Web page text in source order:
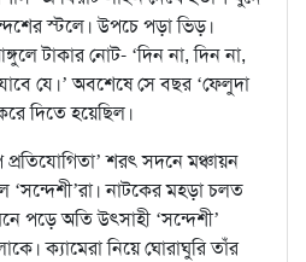
স্টলে। উপচে পড়া ভিড়।
টাকার নোট- ‘দিন না, দিন না,
যে।’ অবশেষে সে বছর ‘ফেলুদা
দিতে হয়েছিল।
শরৎ সদনে মঞ্চায়ন
‘সন্দেশী’রা। নাটকের মহড়া চলত
পড়ে অতি উৎসাহী ‘সন্দেশী’
ক্যামেরা নিয়ে ঘোরাঘুরি তাঁর